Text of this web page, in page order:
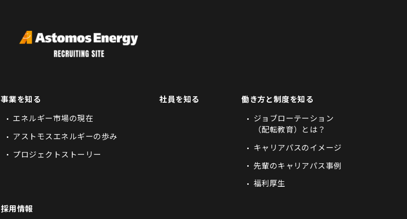
事業を知る
エネルギー市場の現在
アストモスエネルギーの歩み
プロジェクトストーリー
社員を知る
働き方と制度を知る
ジョブローテーション
（配転教育）とは？
キャリアパスのイメージ
先輩のキャリアパス事例
福利厚生
採用情報